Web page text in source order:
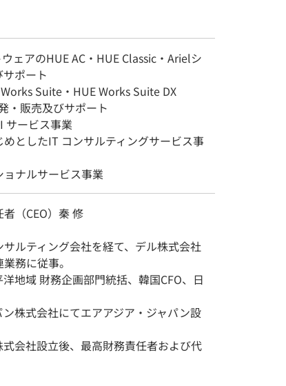
ェアのHUE AC・HUE Classic・Arielシ
ポート
Suite・HUE Works Suite DX
・販売及びサポート
サービス事業
めとしたIT コンサルティングサービス事
ョナルサービス事業
（CEO）秦 修
ルティング会社を経て、デル株式会社
務に従事。
地域 財務企画部門統括、韓国CFO、日
株式会社にてエアアジア・ジャパン設
会社設立後、最高財務責任者および代